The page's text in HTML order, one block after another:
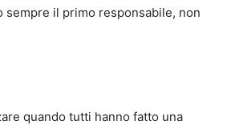
sempre il primo responsabile, non
quando tutti hanno fatto una